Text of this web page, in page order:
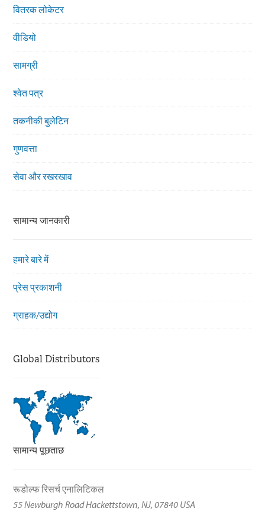
वितरक लोकेटर
वीडियो
सामग्री
श्वेत पत्र
तकनीकी बुलेटिन
गुणवत्ता
सेवा और रखरखाव
सामान्य जानकारी
हमारे बारे में
प्रेस प्रकाशनी
ग्राहक/उद्योग
Global Distributors
सामान्य पूछताछ
रूडोल्फ रिसर्च एनालिटिकल
55 Newburgh Road Hackettstown, NJ, 07840 USA